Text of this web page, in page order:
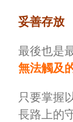
妥善存放
最後也是
無法觸及
只要掌握
長路上的